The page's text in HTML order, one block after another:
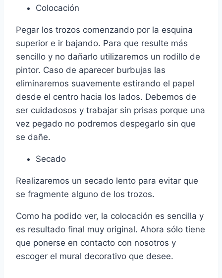
Colocación
Pegar los trozos comenzando por la esquina
superior e ir bajando. Para que resulte más
sencillo y no dañarlo utilizaremos un rodillo de
pintor. Caso de aparecer burbujas las
eliminaremos suavemente estirando el papel
desde el centro hacia los lados. Debemos de
ser cuidadosos y trabajar sin prisas porque una
vez pegado no podremos despegarlo sin que
se dañe.
Secado
Realizaremos un secado lento para evitar que
se fragmente alguno de los trozos.
Como ha podido ver, la colocación es sencilla y
es resultado final muy original. Ahora sólo tiene
que ponerse en contacto con nosotros y
escoger el mural decorativo que desee.